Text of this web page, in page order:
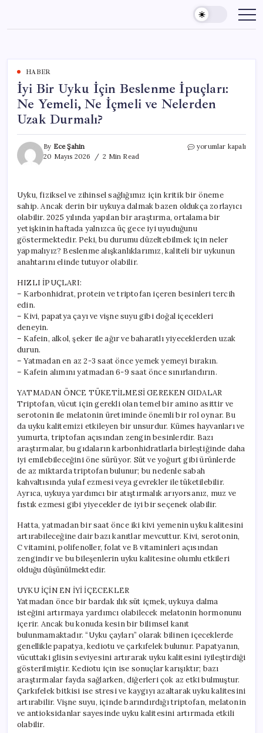
content
HABER
İyi Bir Uyku İçin Beslenme İpuçları:
Ne Yemeli, Ne İçmeli ve Nelerden
Uzak Durmalı?
By Ece Şahin
20 Mayıs 2026
2 Min Read
İyi
İpuçları:
Ne
Yemeli,
Ne
İçmeli
ve
Nelerden
yorumlar kapalı
Uyku, fiziksel ve zihinsel sağlığımız için kritik bir öneme
sahip. Ancak derin bir uykuya dalmak bazen oldukça zorlayıcı
olabilir. 2025 yılında yapılan bir araştırma, ortalama bir
yetişkinin haftada yalnızca üç gece iyi uyuduğunu
göstermektedir. Peki, bu durumu düzeltebilmek için neler
yapmalıyız? Beslenme alışkanlıklarımız, kaliteli bir uykunun
anahtarını elinde tutuyor olabilir.
HIZLI İPUÇLARI:
– Karbonhidrat, protein ve triptofan içeren besinleri tercih
edin.
– Kivi, papatya çayı ve vişne suyu gibi doğal içecekleri
deneyin.
– Kafein, alkol, şeker ile ağır ve baharatlı yiyeceklerden uzak
durun.
– Yatmadan en az 2-3 saat önce yemek yemeyi bırakın.
– Kafein alımını yatmadan 6-9 saat önce sınırlandırın.
YATMADAN ÖNCE TÜKETİLMESİ GEREKEN GIDALAR
Triptofan, vücut için gerekli olan temel bir amino asittir ve
serotonin ile melatonin üretiminde önemli bir rol oynar. Bu
da uyku kalitemizi etkileyen bir unsurdur. Kümes hayvanları ve
yumurta, triptofan açısından zengin besinlerdir. Bazı
araştırmalar, bu gıdaların karbonhidratlarla birleştiğinde daha
iyi emilebileceğini öne sürüyor. Süt ve yoğurt gibi ürünlerde
de az miktarda triptofan bulunur; bu nedenle sabah
kahvaltısında yulaf ezmesi veya gevrekler ile tüketilebilir.
Ayrıca, uykuya yardımcı bir atıştırmalık arıyorsanız, muz ve
fıstık ezmesi gibi yiyecekler de iyi bir seçenek olabilir.
Hatta, yatmadan bir saat önce iki kivi yemenin uyku kalitesini
artırabileceğine dair bazı kanıtlar mevcuttur. Kivi, serotonin,
C vitamini, polifenoller, folat ve B vitaminleri açısından
zengindir ve bu bileşenlerin uyku kalitesine olumlu etkileri
olduğu düşünülmektedir.
UYKU İÇİN EN İYİ İÇECEKLER
Yatmadan önce bir bardak ılık süt içmek, uykuya dalma
isteğini artırmaya yardımcı olabilecek melatonin hormonunu
içerir. Ancak bu konuda kesin bir bilimsel kanıt
bulunmamaktadır. “Uyku çayları” olarak bilinen içeceklerde
genellikle papatya, kediotu ve çarkıfelek bulunur. Papatyanın,
vücuttaki glisin seviyesini artırarak uyku kalitesini iyileştirdiği
gösterilmiştir. Kediotu için ise sonuçlar karışıktır; bazı
araştırmalar fayda sağlarken, diğerleri çok az etki bulmuştur.
Çarkıfelek bitkisi ise stresi ve kaygıyı azaltarak uyku kalitesini
artırabilir. Vişne suyu, içinde barındırdığı triptofan, melatonin
ve antioksidanlar sayesinde uyku kalitesini artırmada etkili
olabilir.